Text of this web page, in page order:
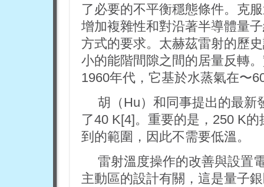
了必要的不平衡穩態條件。克
增加複雜性和對沿著半導體量
方式的要求。太赫茲雷射的歷
小的能階間隙之間的居量反轉
1960年代，它基於水蒸氣在〜
胡（Hu）和同事提出的最新
了40 K[4]。重要的是，250 K
到的範圍，因此不需要低溫。
雷射溫度操作的改善與設置
主動區的設計有關，這是量子